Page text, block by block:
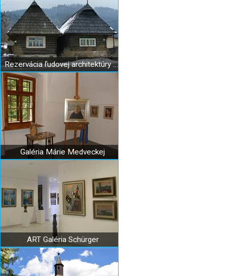
Rezervácia ľudovej architektúry Bobrova raľa
Galéria Márie Medveckej
ART Galéria Schürger